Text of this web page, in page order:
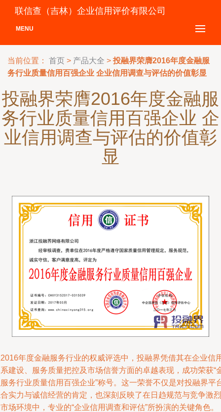
联信查（吉林）企业信用评价有限公司
MENU
当前位置： 首页 > 产品大全 > 投融界荣膺2016年度金融服
务行业质量信用百强企业 企业信用调查与评估的价值彰显
投融界荣膺2016年度金融服
务行业质量信用百强企业 企
业信用调查与评估的价值彰
显
年度金融服务行业的权威评选中，投融界凭借其在企业信
建设、服务质量把控及市场信誉方面的卓越表现，成功荣获“
务行业质量信用百强企业”称号。这一荣誉不仅是对投融界平
实力与诚信经营的肯定，也深刻反映了在日趋规范与竞争激烈
场环境中，专业的“企业信用调查和评估”所扮演的关键角色。